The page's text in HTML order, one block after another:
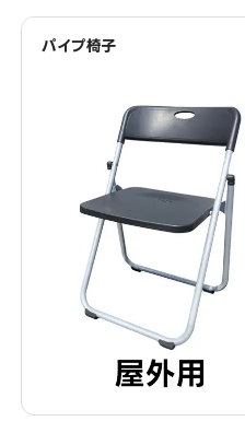
パイプ椅子